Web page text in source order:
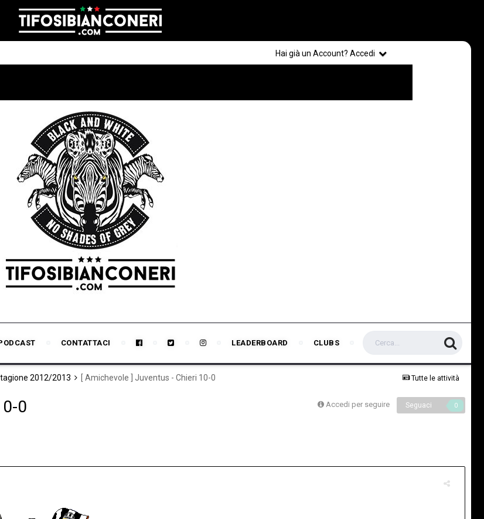
Hai già un Account? Accedi
CONTATTACI LEADERBOARD CLUBS
Tutte le attività
2012/2013 [ Amichevole ] Juventus - Chieri 10-0
Accedi per seguire Seguaci 0
0